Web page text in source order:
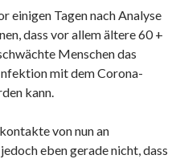
einigen Tagen nach Analyse
dass vor allem ältere 60 +
Menschen das
mit dem Corona-
kann.
von nun an
eben gerade nicht, dass